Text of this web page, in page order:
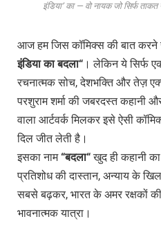
इंडिया’ का — वो नायक जो सिर्फ
आज हम जिस कॉमिक्स की बात करने
इंडिया का बदला“ । लेकिन ये सिर्फ
रचनात्मक सोच, देशभक्ति और तेज़
परशुराम शर्मा की जबरदस्त कहानी
वाला आर्टवर्क मिलकर इसे ऐसी
दिल जीत लेती है।
इसका नाम“बदला“खुद ही कहानी
प्रतिशोध की दास्तान, अन्याय के
सबसे बढ़कर, भारत के अमर रक्षकों
भावनात्मक यात्रा।